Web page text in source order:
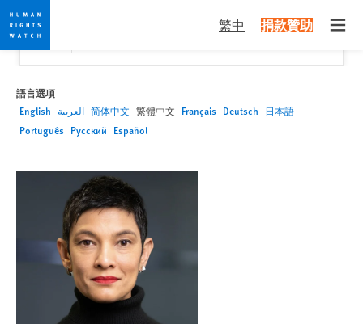
Skip
to
cookie
privacy
notice
Skip
to
main
content
繁中 捐款贊助
Would you like to read this page in English?
Yes
✕
語言選項
English العربية 简体中文 繁體中文 Français Deutsch 日本語
Português Русский Español